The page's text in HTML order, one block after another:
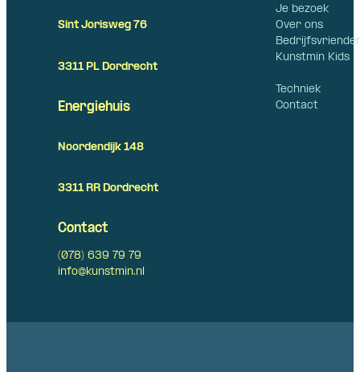
Je bezoek
Over ons
Kunstmin Kids
Techniek
Contact
Sint Jorisweg 76
3311 PL Dordrecht
Energiehuis
Noordendijk 148
3311 RR Dordrecht
Contact
(078) 639 79 79
info@kunstmin.nl